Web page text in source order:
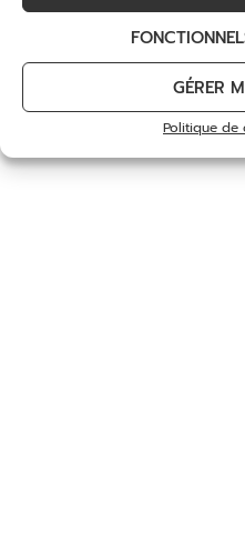
GÉRER
Politique de